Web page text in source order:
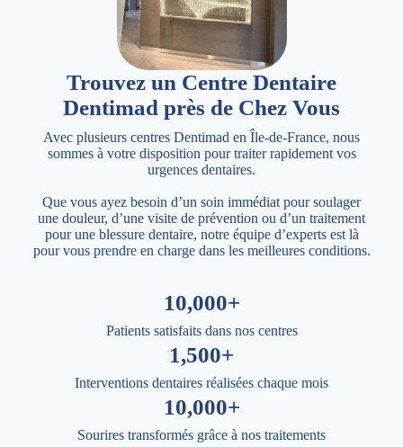
Trouvez un Centre Dentaire
Dentimad près de Chez Vous
Avec plusieurs centres Dentimad en Île-de-France, nous
sommes à votre disposition pour traiter rapidement vos
urgences dentaires.
Que vous ayez besoin d’un soin immédiat pour soulager
une douleur, d’une visite de prévention ou d’un traitement
pour une blessure dentaire, notre équipe d’experts est là
pour vous prendre en charge dans les meilleures conditions.
10,000+
Patients satisfaits dans nos centres
1,500+
Interventions dentaires réalisées chaque mois
10,000+
Sourires transformés grâce à nos traitements